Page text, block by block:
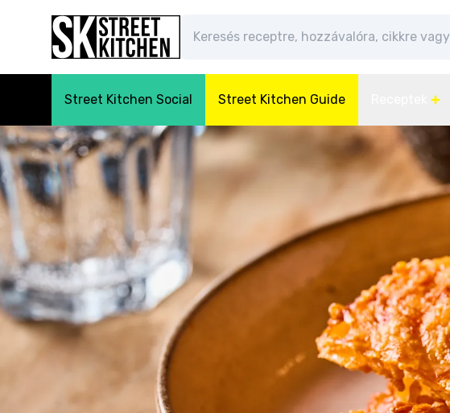
Street Kitchen Social Street Kitchen Guide